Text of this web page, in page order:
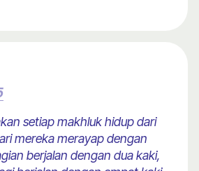
setiap makhluk hidup dari
mereka merayap dengan
berjalan dengan dua kaki,